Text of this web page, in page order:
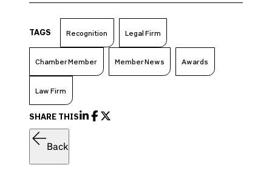
TAGS Recognition Legal Firm
Chamber Member Member News Awards
Law Firm
SHARE THIS
Back